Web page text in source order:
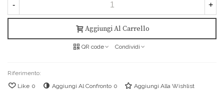
- +
Aggiungi Al Carrello
QR code Condividi
Riferimento:
Like 0 Aggiungi Al Confronto 0 Aggiungi Alla Wishlist